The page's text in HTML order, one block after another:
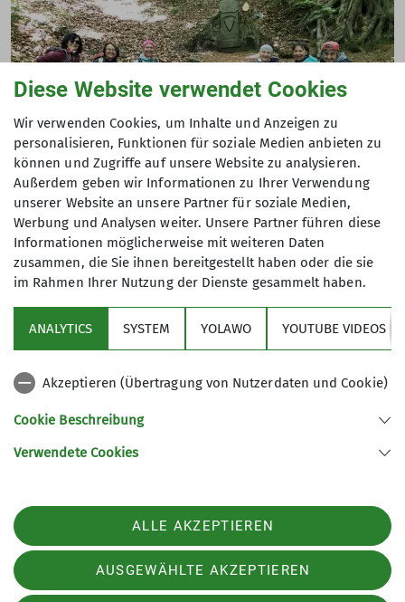
mehr erfahren
Ortsgruppe Süd Tourenberichte
Oberlausitzer Bergweg 13.-21. Juni 2025
07.07.2025
Sieben Wandertage, knapp 140 km, von Bischofswerda
nach Zittau, die einzelnen Tagesetappen waren gut
machbar und in den gemütlichen Hotels konnten wir uns
abends erholen.
mehr erfahren
Andere Themen
Ausbildungskurs Gruppen Hütten
Inklusion Jobs Jugend Kletterzentrumsthemen
Klimaschutz News Ortsgruppe Bad Wörishofen
Ortsgruppe Marktoberdorf
Touren Tourenberichte
Sektion
Aktuelles
Diese Website verwendet Cookies
Wir verwenden Cookies, um Inhalte und Anzeigen zu
personalisieren, Funktionen für soziale Medien anbieten zu
können und Zugriffe auf unsere Website zu analysieren.
Außerdem geben wir Informationen zu Ihrer Verwendung
unserer Website an unsere Partner für soziale Medien,
Werbung und Analysen weiter. Unsere Partner führen diese
Informationen möglicherweise mit weiteren Daten
zusammen, die Sie ihnen bereitgestellt haben oder die sie
im Rahmen Ihrer Nutzung der Dienste gesammelt haben.
ANALYTICS SYSTEM YOLAWO YOUTUBE VIDEOS
Akzeptieren (Übertragung von Nutzerdaten und Cookie)
Cookie Beschreibung
Verwendete Cookies
ALLE AKZEPTIEREN
AUSGEWÄHLTE AKZEPTIEREN